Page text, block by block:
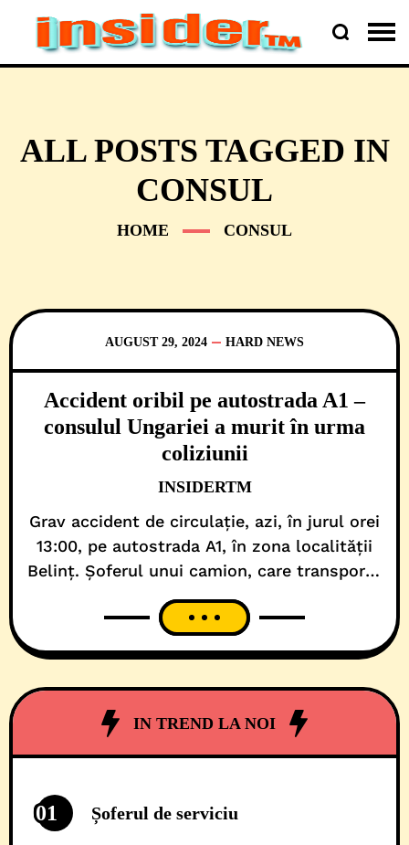
ALL POSTS TAGGED IN
CONSUL
HOME CONSUL
AUGUST 29, 2024 HARD NEWS
Accident oribil pe autostrada A1 –
consulul Ungariei a murit în urma
coliziunii
INSIDERTM
Grav accident de circulație, azi, în jurul orei
13:00, pe autostrada A1, în zona localității
Belinț. Șoferul unui camion, care transporta
bușteni, a pierdut controlul volanului, ca
urmare a unei explozii la o roată, și a ajuns
un bărbat de 60
IN TREND LA NOI
01 Șoferul de serviciu